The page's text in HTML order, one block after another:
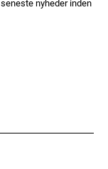
nyheder inden